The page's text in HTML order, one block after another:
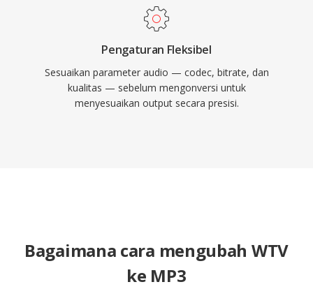
Pengaturan Fleksibel
Sesuaikan parameter audio — codec, bitrate, dan
kualitas — sebelum mengonversi untuk
menyesuaikan output secara presisi.
Bagaimana cara mengubah WTV
ke MP3